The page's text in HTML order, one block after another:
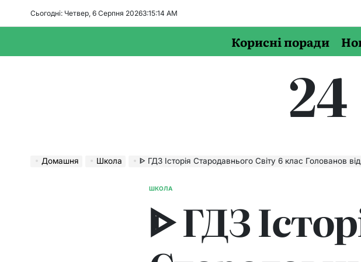
Сьогодні: Четвер, 6 Серпня 20263:15:15 AM
Корисні поради
Домашня Школа ᐈ ГДЗ Історія Стародавнього Свiту 6 клас Голованов відповіді
ОПУБЛІКУВАТИ
ШКОЛА
ᐈ ГДЗ